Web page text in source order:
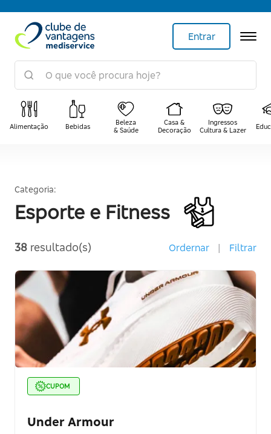
Entrar
Alimentação Bebidas
Beleza
& Saúde
Casa &
Decoração
Ingressos
Cultura & Lazer
Categoria:
Esporte e Fitness
38 resultado(s) Ordernar | Filtrar
CUPOM
Under Armour